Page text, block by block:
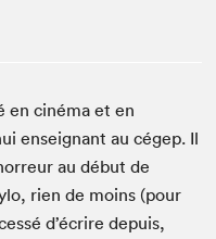
en cinéma et en
enseignant au cégep. Il
au début de
rien de moins (pour
d’écrire depuis,